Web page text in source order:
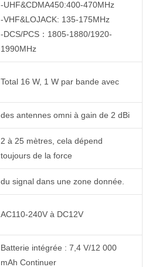
-UHF&CDMA450:400-470MHz
-VHF&LOJACK: 135-175MHz
-DCS/PCS：1805-1880/1920-
1990MHz
Total 16 W, 1 W par bande avec
des antennes omni à gain de 2 dBi
2 à 25 mètres, cela dépend
toujours de la force
du signal dans une zone donnée.
AC110-240V à DC12V
Batterie intégrée : 7,4 V/12 000
mAh Continuer